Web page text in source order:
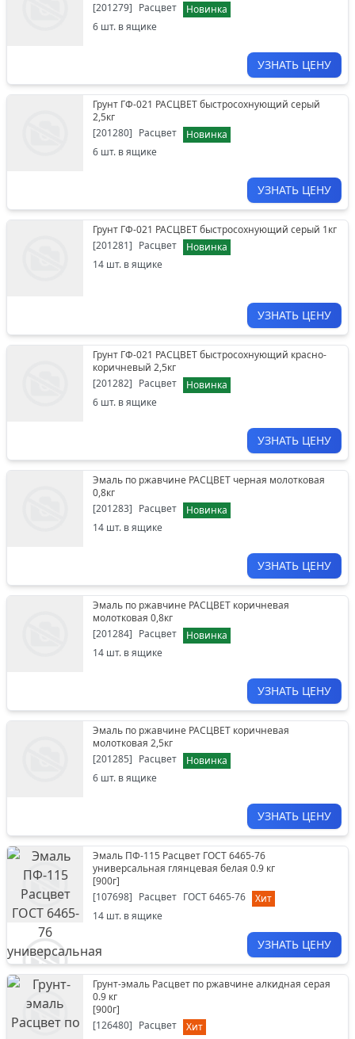
[201279] Расцвет
Новинка
6 шт. в ящике
УЗНАТЬ ЦЕНУ
Грунт ГФ-021 РАСЦВЕТ быстросохнующий серый
2,5кг
[201280] Расцвет
Новинка
6 шт. в ящике
УЗНАТЬ ЦЕНУ
Грунт ГФ-021 РАСЦВЕТ быстросохнующий серый 1кг
[201281] Расцвет
Новинка
14 шт. в ящике
УЗНАТЬ ЦЕНУ
Грунт ГФ-021 РАСЦВЕТ быстросохнующий красно-
коричневый 2,5кг
[201282] Расцвет
Новинка
6 шт. в ящике
УЗНАТЬ ЦЕНУ
Эмаль по ржавчине РАСЦВЕТ черная молотковая
0,8кг
[201283] Расцвет
Новинка
14 шт. в ящике
УЗНАТЬ ЦЕНУ
Эмаль по ржавчине РАСЦВЕТ коричневая
молотковая 0,8кг
[201284] Расцвет
Новинка
14 шт. в ящике
УЗНАТЬ ЦЕНУ
Эмаль по ржавчине РАСЦВЕТ коричневая
молотковая 2,5кг
[201285] Расцвет
Новинка
6 шт. в ящике
УЗНАТЬ ЦЕНУ
Эмаль ПФ-115 Расцвет ГОСТ 6465-76
универсальная глянцевая белая 0.9 кг
[900г]
[107698] Расцвет ГОСТ 6465-76
Хит
14 шт. в ящике
УЗНАТЬ ЦЕНУ
Грунт-эмаль Расцвет по ржавчине алкидная серая
0.9 кг
[900г]
[126480] Расцвет
Хит